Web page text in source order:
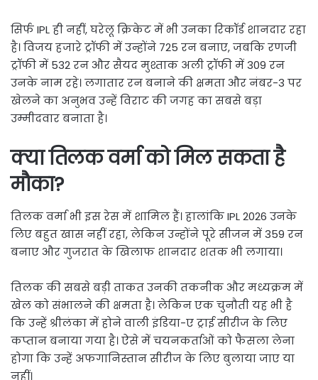
सिर्फ IPL ही नहीं, घरेलू क्रिकेट में भी उनका रिकॉर्ड शानदार रहा
है। विजय हजारे ट्रॉफी में उन्होंने 725 रन बनाए, जबकि रणजी
ट्रॉफी में 532 रन और सैयद मुश्ताक अली ट्रॉफी में 309 रन
उनके नाम रहे। लगातार रन बनाने की क्षमता और नंबर-3 पर
खेलने का अनुभव उन्हें विराट की जगह का सबसे बड़ा
उम्मीदवार बनाता है।
क्या तिलक वर्मा को मिल सकता है
मौका?
तिलक वर्मा भी इस रेस में शामिल हैं। हालांकि IPL 2026 उनके
लिए बहुत खास नहीं रहा, लेकिन उन्होंने पूरे सीजन में 359 रन
बनाए और गुजरात के खिलाफ शानदार शतक भी लगाया।
तिलक की सबसे बड़ी ताकत उनकी तकनीक और मध्यक्रम में
खेल को संभालने की क्षमता है। लेकिन एक चुनौती यह भी है
कि उन्हें श्रीलंका में होने वाली इंडिया-ए ट्राई सीरीज के लिए
कप्तान बनाया गया है। ऐसे में चयनकर्ताओं को फैसला लेना
होगा कि उन्हें अफगानिस्तान सीरीज के लिए बुलाया जाए या
नहीं।